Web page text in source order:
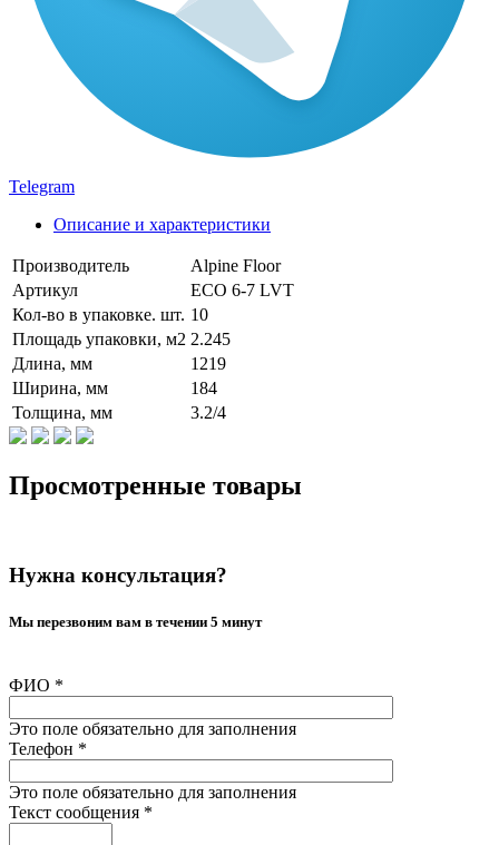
Telegram
Описание и характеристики
Производитель
Alpine Floor
Артикул
ЕСО 6-7 LVT
Кол-во в упаковке. шт. 10
Площадь упаковки, м2 2.245
Длина, мм
1219
Ширина, мм
184
Толщина, мм
3.2/4
Просмотренные товары
Нужна консультация?
Мы перезвоним вам в течении 5 минут
ФИО *
Это поле обязательно для заполнения
Телефон *
Это поле обязательно для заполнения
Текст сообщения *